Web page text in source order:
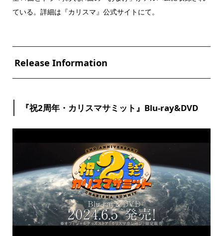
ている。詳細は『カリスマ』公式サイトにて。
Release Information
『祝2周年・カリスマサミット』Blu-ray&DVD